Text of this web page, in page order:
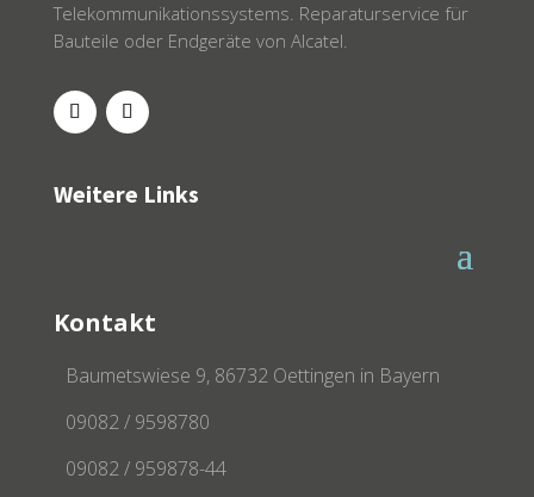
Telekommunikationssystems. Reparaturservice für
Bauteile oder Endgeräte von Alcatel.
Weitere Links
Kontakt
Baumetswiese 9, 86732 Oettingen in Bayern
09082 / 9598780
09082 / 959878-44